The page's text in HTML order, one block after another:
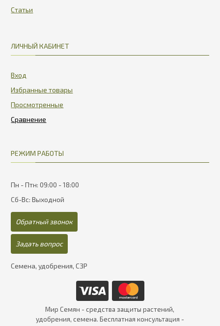
Статьи
ЛИЧНЫЙ КАБИНЕТ
Вход
Избранные товары
Просмотренные
РЕЖИМ РАБОТЫ
Пн - Птн: 09:00 - 18:00
Сб-Вс: Выходной
Обратный звонок
Задать вопрос
Семена, удобрения, СЗР
Мир Семян - средства защиты растений,
удобрения, семена. Бесплатная консультация -